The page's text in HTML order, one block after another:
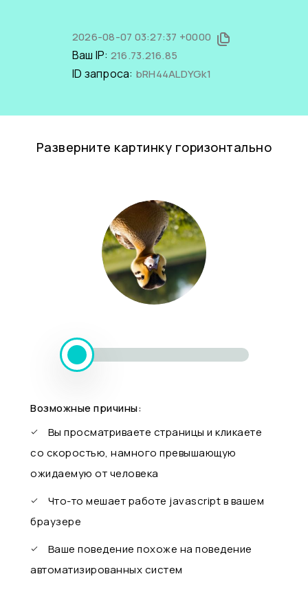
2026-08-07 03:27:37 +0000
Ваш IP: 216.73.216.85
ID запроса: bRH44ALDYGk1
Разверните картинку горизонтально
Возможные причины:
Вы просматриваете страницы и кликаете
со скоростью, намного превышающую
ожидаемую от человека
Что-то мешает работе javascript в вашем
браузере
Ваше поведение похоже на поведение
автоматизированных систем